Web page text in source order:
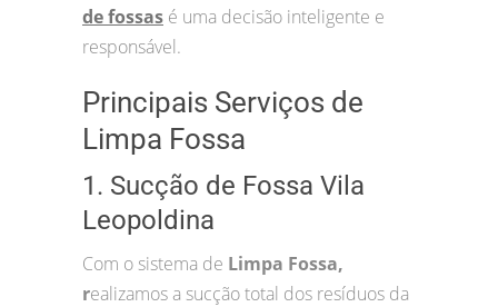
de fossas é uma decisão inteligente e
responsável.
Principais Serviços de
Limpa Fossa
1. Sucção de Fossa Vila
Leopoldina
Com o sistema de Limpa Fossa,
realizamos a sucção total dos resíduos da